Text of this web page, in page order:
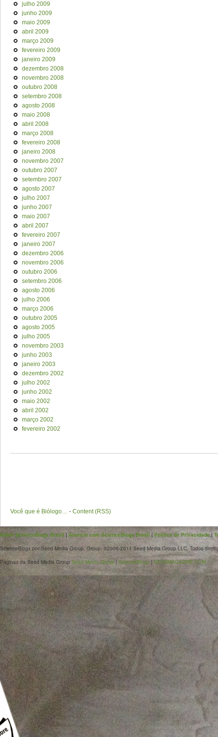
julho 2009
junho 2009
maio 2009
abril 2009
março 2009
fevereiro 2009
janeiro 2009
dezembro 2008
novembro 2008
outubro 2008
setembro 2008
agosto 2008
maio 2008
abril 2008
março 2008
fevereiro 2008
janeiro 2008
novembro 2007
outubro 2007
setembro 2007
agosto 2007
julho 2007
junho 2007
maio 2007
abril 2007
fevereiro 2007
janeiro 2007
dezembro 2006
novembro 2006
outubro 2006
setembro 2006
agosto 2006
julho 2006
março 2006
outubro 2005
agosto 2005
julho 2005
novembro 2003
junho 2003
janeiro 2003
dezembro 2002
julho 2002
junho 2002
maio 2002
abril 2002
março 2002
fevereiro 2002
Você que é Biólogo… - Content (RSS)
Sobre ScienceBlogs Brasil |Anuncie com ScienceBlogs Brasil | Política de Privacidade|
ScienceBlogs por Seed Media Group. Group. ©2006-2011 Seed Media Group LLC. Todos
Páginas da Seed Media GroupSeed Media Group|ScienceBlogs | SEEDMAGAZINE.COM